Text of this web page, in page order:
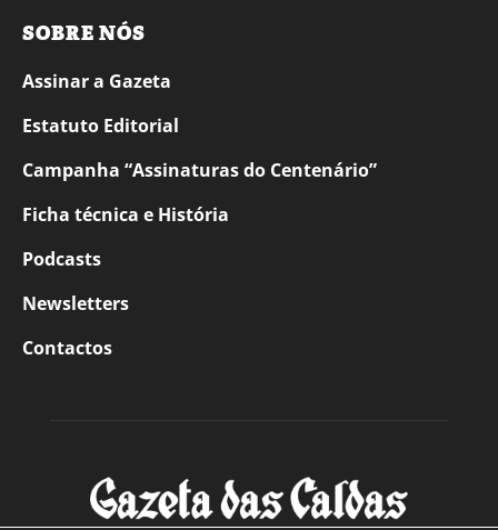
SOBRE NÓS
Assinar a Gazeta
Estatuto Editorial
Campanha “Assinaturas do Centenário”
Ficha técnica e História
Podcasts
Newsletters
Contactos